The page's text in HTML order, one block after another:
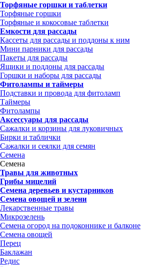
Торфяные горшки и таблетки
Торфяные горшки
Торфяные и кокосовые таблетки
Емкости для рассады
Кассеты для рассады и поддоны к ним
Мини парники для рассады
Пакеты для рассады
Ящики и поддоны для рассады
Горшки и наборы для рассады
Фитолампы и таймеры
Подставки и провода для фитоламп
Таймеры
Фитолампы
Аксессуары для рассады
Сажалки и корзины для луковичных
Бирки и таблички
Сажалки и сеялки для семян
Семена
Семена
Травы для животных
Грибы мицелий
Семена деревьев и кустарников
Семена овощей и зелени
Лекарственные травы
Микрозелень
Семена огород на подоконнике и балконе
Семена овощей
Перец
Баклажан
Редис